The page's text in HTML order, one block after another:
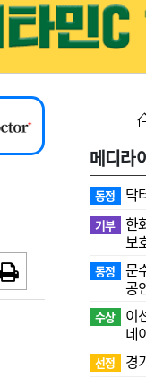
지침
메디라
동정 닥
기부 한
보
동정
문
공
수상
이
네
선정 경